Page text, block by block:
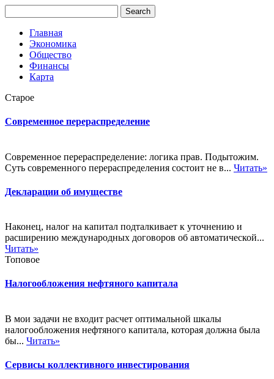
Главная
Экономика
Общество
Финансы
Карта
Старое
Современное перераспределение
Современное перераспределение: логика прав. Подытожим.
Суть современного перераспределения состоит не в... Читать»
Декларации об имуществе
Наконец, налог на капитал подталкивает к уточнению и
расширению международных договоров об автоматической...
Читать»
Топовое
Налогообложения нефтяного капитала
В мои задачи не входит расчет оптимальной шкалы
налогообложения нефтяного капитала, которая должна была
бы... Читать»
Сервисы коллективного инвестирования